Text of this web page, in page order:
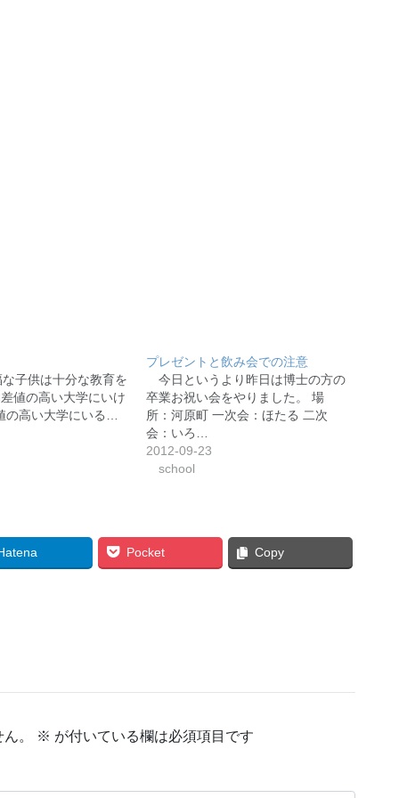
子供は十分な教育を
値の高い大学にいけ
の高い大学にいる…
プレゼントと飲み会での注意
今日というより昨日は博士の方の
卒業お祝い会をやりました。 場
所：河原町 一次会：ほたる 二次
会：いろ…
2012-09-23
school
Pocket Copy
。 ※ が付いている欄は必須項目です